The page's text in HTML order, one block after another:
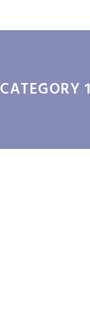
CATEGORY 1